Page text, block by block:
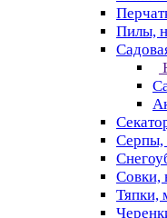
Пилы,
Серпы,
Совки,
Тяпки,